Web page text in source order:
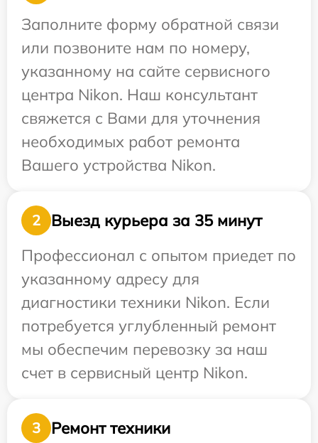
Заполните форму обратной связи
или позвоните нам по номеру,
указанному на сайте сервисного
центра Nikon. Наш консультант
свяжется с Вами для уточнения
необходимых работ ремонта
Вашего устройства Nikon.
2
Выезд курьера за 35 минут
Профессионал с опытом приедет по
указанному адресу для
диагностики техники Nikon. Если
потребуется углубленный ремонт
мы обеспечим перевозку за наш
счет в сервисный центр Nikon.
3 Ремонт техники